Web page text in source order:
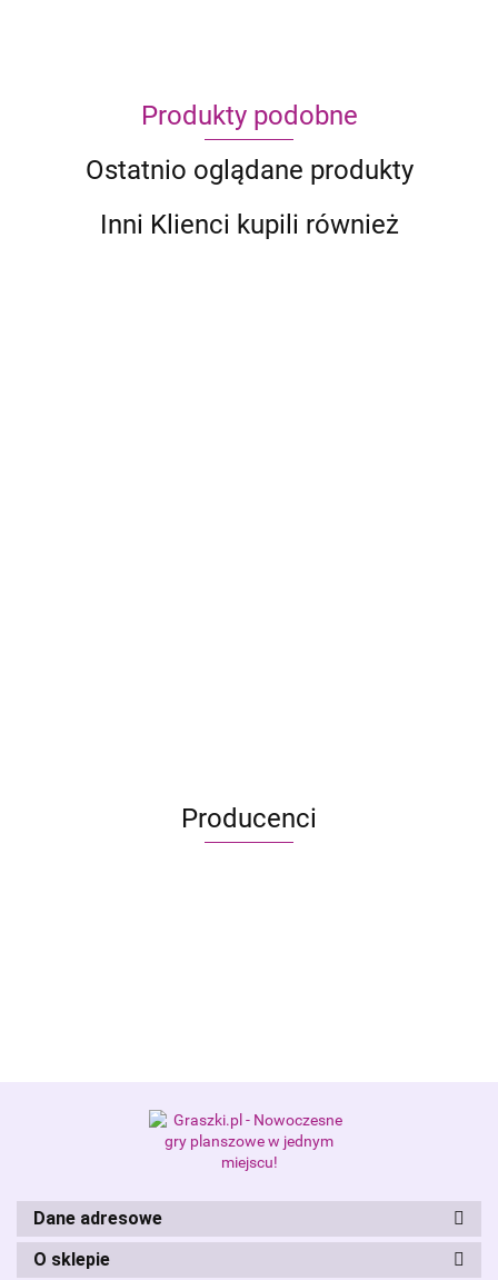
Produkty podobne
Ostatnio oglądane produkty
Inni Klienci kupili również
Producenci
Alis Games – producent gier
planszowych i RPG
Dane adresowe
O sklepie